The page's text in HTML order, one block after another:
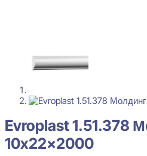
Evroplast 1.51.378
10x22x2000